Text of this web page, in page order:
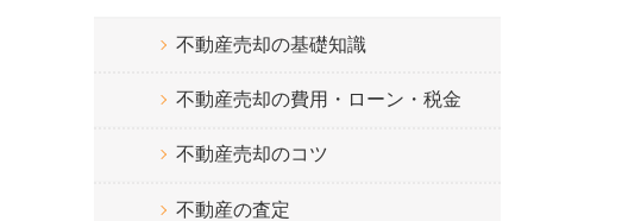
不動産売却の基礎知識
不動産売却の費用・ローン・税金
不動産売却のコツ
不動産の査定